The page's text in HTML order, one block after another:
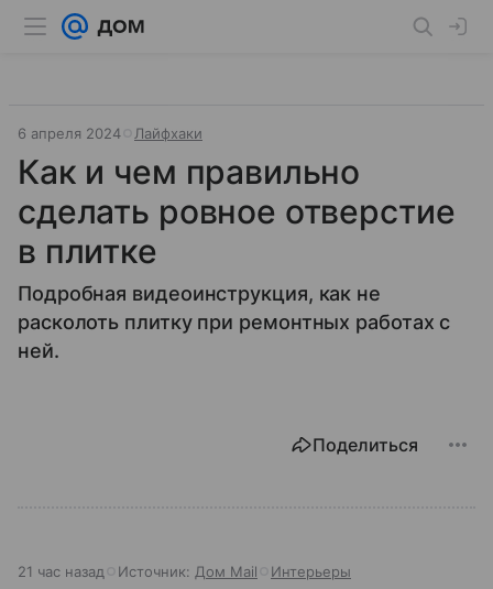
6 апреля 2024 Лайфхаки
Как и чем правильно
сделать ровное отверстие
в плитке
Подробная видеоинструкция, как не
расколоть плитку при ремонтных работах с
ней.
Поделиться
21 час назад Источник: Дом Mail Интерьеры